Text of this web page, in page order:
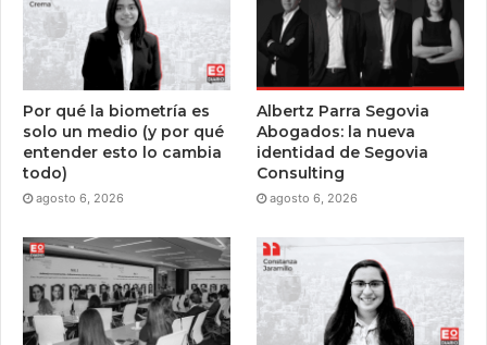
Por qué la biometría es
solo un medio (y por qué
entender esto lo cambia
todo)
agosto 6, 2026
Albertz Parra Segovia
Abogados: la nueva
identidad de Segovia
Consulting
agosto 6, 2026